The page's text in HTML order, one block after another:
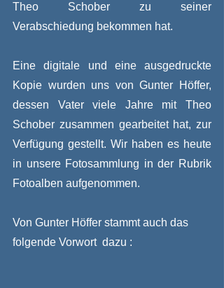
Theo Schober zu seiner
Verabschiedung bekommen hat.
Eine digitale und eine ausgedruckte
Kopie wurden uns von Gunter Höffer,
dessen Vater viele Jahre mit Theo
Schober zusammen gearbeitet hat, zur
Verfügung gestellt. Wir haben es heute
in unsere Fotosammlung in der Rubrik
Fotoalben aufgenommen.
Von Gunter Höffer stammt auch das
folgende Vorwort  dazu :